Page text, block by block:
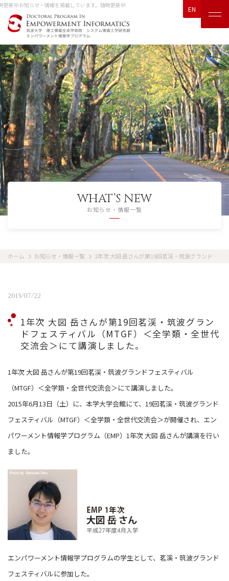
中お知らせ・情報を掲載しています。随時更新中 EN
WHAT’S NEW
お知らせ・情報一覧
ホーム お知らせ・情報一覧 1年次 大図 岳さんが第19回茗渓・筑波グランドフェスティバル（MTGF）＜全学類・全世代交流会＞にて講演しました。
2015/07/22
1年次 大図 岳さんが第19回茗渓・筑波グラン
ドフェスティバル（MTGF）＜全学類・全世代
交流会＞にて講演しました。
1年次 大図 岳さんが第19回茗渓・筑波グランドフェスティバル
（MTGF）＜全学類・全世代交流会＞にて講演しました。
2015年6月13日（土）に、本学大学会館にて、19回茗渓・筑波グランド
フェスティバル（MTGF）＜全学類・全世代交流会＞が開催され、エン
パワーメント情報学プログラム（EMP）1年次 大図 岳さんが講演を行い
ました。
エンパワーメント情報学プログラムの学生として、茗溪・筑波グランド
フェスティバルに参加した。